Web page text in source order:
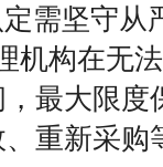
需坚守从
机构在无
最大限度
重新采购